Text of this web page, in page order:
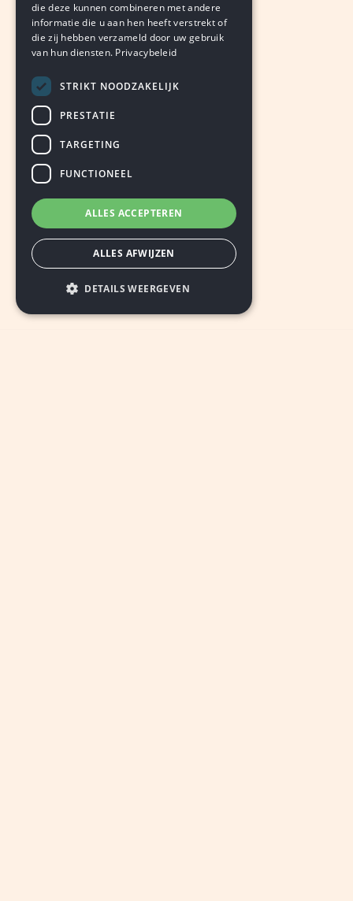
die deze kunnen combineren met andere
informatie die u aan hen heeft verstrekt of
die zij hebben verzameld door uw gebruik
van hun diensten. Privacybeleid
STRIKT NOODZAKELIJK
PRESTATIE
TARGETING
FUNCTIONEEL
ALLES ACCEPTEREN
ALLES AFWIJZEN
DETAILS WEERGEVEN